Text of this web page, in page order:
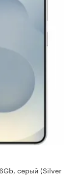
серый (Silver